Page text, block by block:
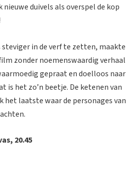
nieuwe duivels als overspel de kop
in de verf te zetten, maakte
zonder noemenswaardig verhaal
gepraat en doelloos naar
is het zo’n beetje. De ketenen van
laatste waar de personages van
20.45